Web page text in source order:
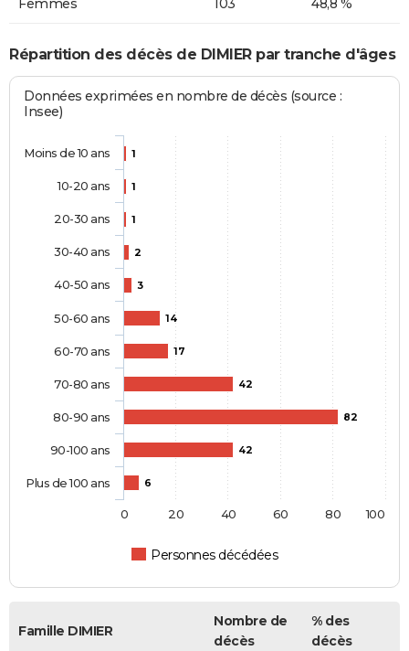
Femmes 103 48,8 %
Répartition des décès de DIMIER par tranche d'âges
Données exprimées en nombre de décès (source :
Insee)
1
1
1
2
3
14
17
42
82
42
6
Personnes décédées
Moins de 10 ans
10-20 ans
20-30 ans
30-40 ans
40-50 ans
50-60 ans
60-70 ans
70-80 ans
80-90 ans
90-100 ans
Plus de 100 ans
0 20 40 60 80 100
Famille DIMIER
Nombre de
décès
% des
décès